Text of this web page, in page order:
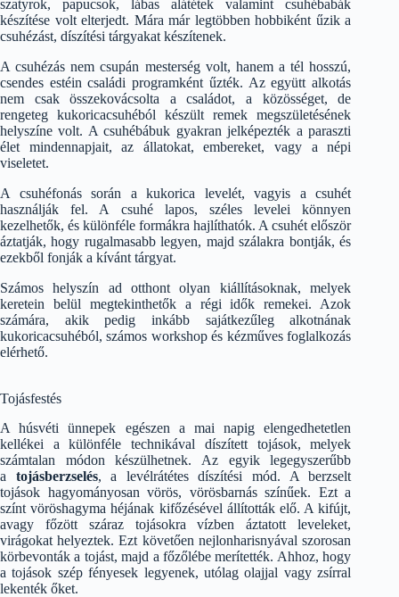
szatyrok, papucsok, lábas alátétek valamint csuhébabák
készítése volt elterjedt. Mára már legtöbben hobbiként űzik a
csuhézást, díszítési tárgyakat készítenek.
A csuhézás nem csupán mesterség volt, hanem a tél hosszú,
csendes estéin családi programként űzték. Az együtt alkotás
nem csak összekovácsolta a családot, a közösséget, de
rengeteg kukoricacsuhéból készült remek megszületésének
helyszíne volt. A csuhébábuk gyakran jelképezték a paraszti
élet mindennapjait, az állatokat, embereket, vagy a népi
viseletet.
A csuhéfonás során a kukorica levelét, vagyis a csuhét
használják fel. A csuhé lapos, széles levelei könnyen
kezelhetők, és különféle formákra hajlíthatók. A csuhét először
áztatják, hogy rugalmasabb legyen, majd szálakra bontják, és
ezekből fonják a kívánt tárgyat.
Számos helyszín ad otthont olyan kiállításoknak, melyek
keretein belül megtekinthetők a régi idők remekei. Azok
számára, akik pedig inkább sajátkezűleg alkotnának
kukoricacsuhéból, számos workshop és kézműves foglalkozás
elérhető.
Tojásfestés
A húsvéti ünnepek egészen a mai napig elengedhetetlen
kellékei a különféle technikával díszített tojások, melyek
számtalan módon készülhetnek. Az egyik legegyszerűbb
a tojásberzselés, a levélrátétes díszítési mód. A berzselt
tojások hagyományosan vörös, vörösbarnás színűek. Ezt a
színt vöröshagyma héjának kifőzésével állították elő. A kifújt,
avagy főzött száraz tojásokra vízben áztatott leveleket,
virágokat helyeztek. Ezt követően nejlonharisnyával szorosan
körbevonták a tojást, majd a főzőlébe merítették. Ahhoz, hogy
a tojások szép fényesek legyenek, utólag olajjal vagy zsírral
lekenték őket.